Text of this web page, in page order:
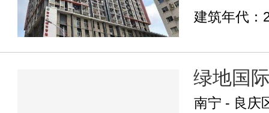
建筑年代：
绿地国
南宁 - 良庆